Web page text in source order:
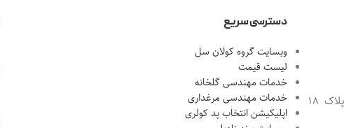
البرز، کرج، مهرشهر، شهرک دریا، خیابان ساحل 1، پلاک 18
دسترسی سریع
وبسایت گروه کولان سل
لیست قیمت
خدمات مهندسی گلخانه
خدمات مهندسی مرغداری
اپلیکیشن انتخاب پد کولری